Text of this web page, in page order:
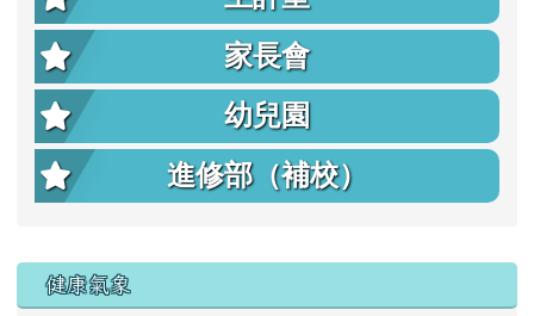
家長會
幼兒園
進修部（補校）
右邊區域內容
健康氣象